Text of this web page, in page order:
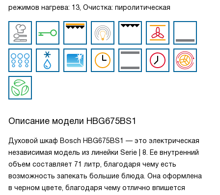
режимов нагрева: 13, Очистка: пиролитическая
Описание модели HBG675BS1
Духовой шкаф Bosch HBG675BS1 — это электрическая
независимая модель из линейки Serie | 8. Ее внутренний
объем составляет 71 литр, благодаря чему есть
возможность запекать большие блюда. Она оформлена
в черном цвете, благодаря чему отлично впишется